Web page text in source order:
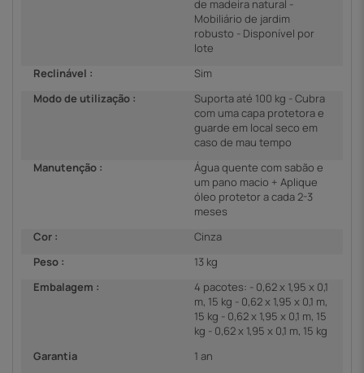
de madeira natural -
Mobiliário de jardim
robusto - Disponível por
lote
Reclinável :
Sim
Modo de utilização :
Suporta até 100 kg - Cubra
com uma capa protetora e
guarde em local seco em
caso de mau tempo
Manutenção :
Água quente com sabão e
um pano macio + Aplique
óleo protetor a cada 2-3
meses
Cor :
Cinza
Peso :
13 kg
Embalagem :
4 pacotes: - 0,62 x 1,95 x 0,1
m, 15 kg - 0,62 x 1,95 x 0,1 m,
15 kg - 0,62 x 1,95 x 0,1 m, 15
kg - 0,62 x 1,95 x 0,1 m, 15 kg
Garantia
1 an